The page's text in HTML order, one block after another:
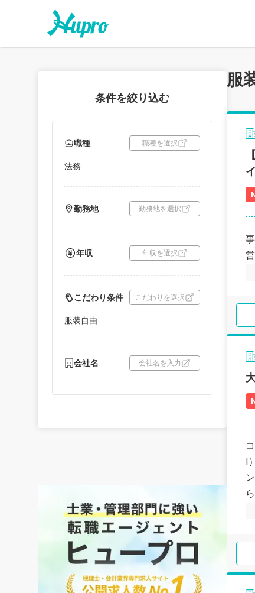
条件を絞り込む
職種 職種を選択
法務
勤務地 勤務地を選択
年収 年収を選択
こだわり条件 こだわりを選択
服装自由
会社名 会社名を入力
服
I